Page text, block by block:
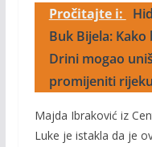
Pročitajte i:
Buk Bijela:
Drini mogao
promijeniti rijeku
Majda Ibraković iz
Luke je istakla da je